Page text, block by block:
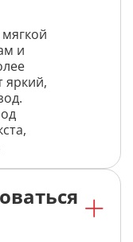
и
яркий,